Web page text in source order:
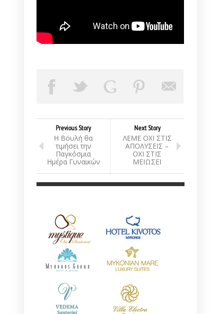
Previous Story
Η Βουλή θα
τιμήσει την
Παγκόσμια
Ημέρα Γυναικών
Next Story
ΛΕΜΕ ΟΧΙ ΣΤΙΣ
ΑΠΟΛΥΣΕΙΣ –
ΟΧΙ ΣΤΙΣ
ΜΕΙΩΣΕΙ